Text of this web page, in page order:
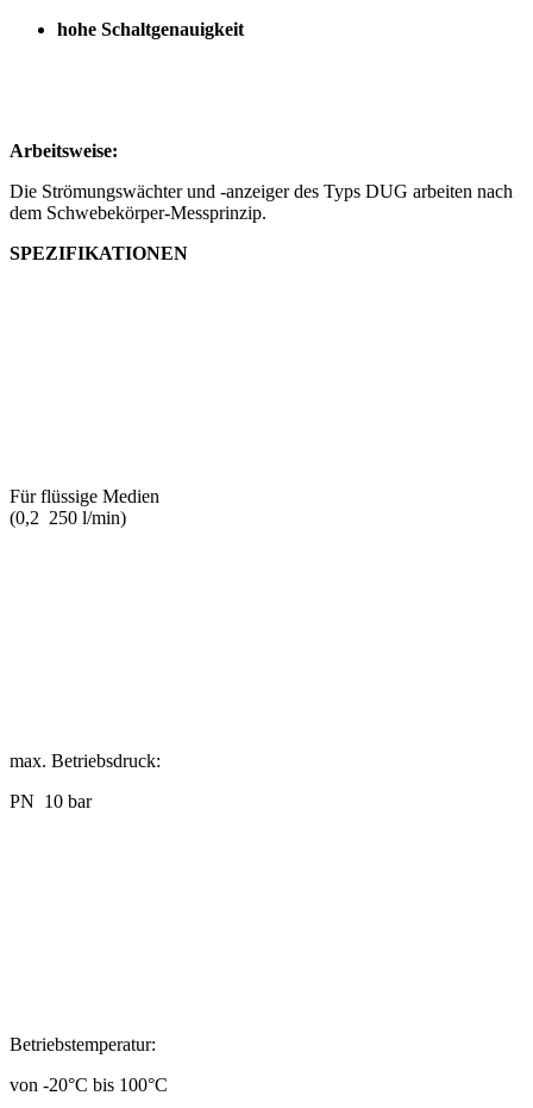
hohe Schaltgenauigkeit
Arbeitsweise:
Die Strömungswächter und -anzeiger des Typs DUG arbeiten nach
dem Schwebekörper-Messprinzip.
SPEZIFIKATIONEN
Für flüssige Medien
(0,2 250 l/min)
max. Betriebsdruck:
PN 10 bar
Betriebstemperatur:
von -20°C bis 100°C